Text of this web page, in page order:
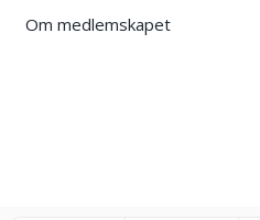
Om medlemskapet